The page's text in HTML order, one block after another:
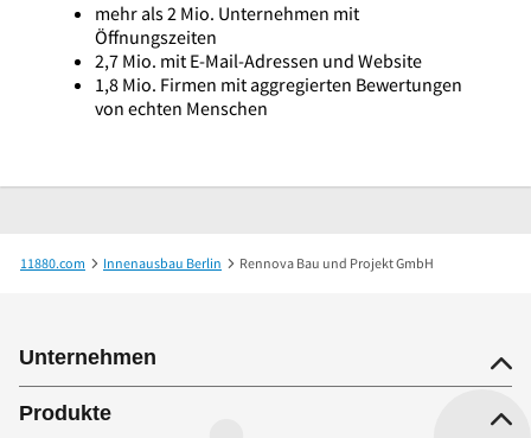
mehr als 2 Mio. Unternehmen mit
Öffnungszeiten
2,7 Mio. mit E-Mail-Adressen und Website
1,8 Mio. Firmen mit aggregierten Bewertungen
von echten Menschen
11880.com Innenausbau Berlin Rennova Bau und Projekt GmbH
Unternehmen
Produkte